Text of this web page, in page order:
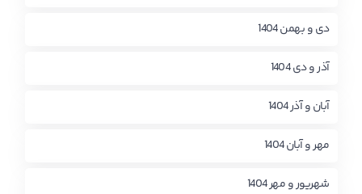
دی و بهمن 1404
آذر و دی 1404
آبان و آذر 1404
مهر و آبان 1404
شهریور و مهر 1404